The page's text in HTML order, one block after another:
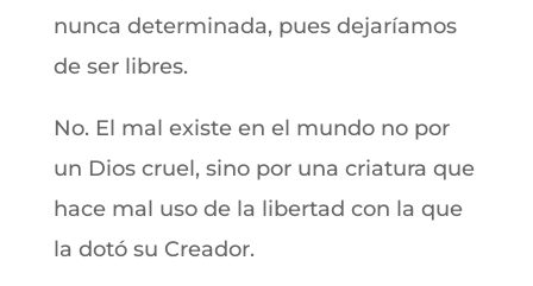
nunca determinada, pues dejaríamos
de ser libres.
No. El mal existe en el mundo no por
un Dios cruel, sino por una criatura que
hace mal uso de la libertad con la que
la dotó su Creador.